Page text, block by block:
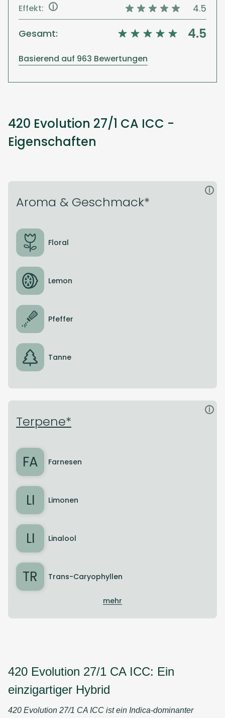
Effekt: i
4.5
Gesamt:
4.5
Basierend auf 963 Bewertungen
420 Evolution 27/1 CA ICC -
Eigenschaften
Aroma & Geschmack*
i
Floral
Lemon
Pfeffer
Tanne
Terpene*
i
FA Farnesen
LI Limonen
LI Linalool
TR Trans-Caryophyllen
mehr
420 Evolution 27/1 CA ICC: Ein
einzigartiger Hybrid
420 Evolution 27/1 CA ICC ist ein Indica-dominanter